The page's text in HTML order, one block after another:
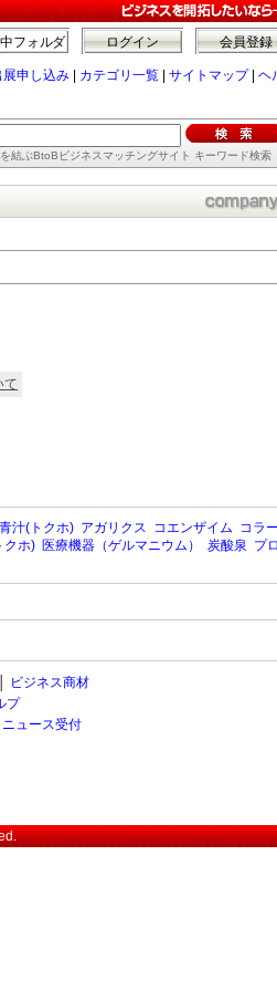
会員登録
ログイン
フォルダ
展申し込み カテゴリ一覧 サイトマップ| ヘ
結ぶBtoBビジネスマッチングサイト キーワード検索
て
青汁(トクホ) アガリクス コエンザイム コラー
クホ) 医療機器（ゲルマニウム） 炭酸泉 プロ
ビジネス商材
プ
ュース受付